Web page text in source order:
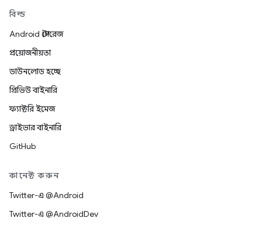
বিল্ড
Android স্টোরেজ
প্রয়োজনীয়তা
ডাউনলোড হচ্ছে
প্রিভিউ বাইনারি
ফ্যাক্টরি ইমেজ
ড্রাইভার বাইনারি
GitHub
কানেক্ট করুন
Twitter-এ @Android
Twitter-এ @AndroidDev